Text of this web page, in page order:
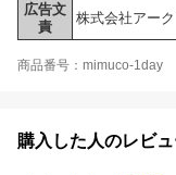
広告文
責
株式会社アー
商品番号：mimuco-1day
購入した人のレビ